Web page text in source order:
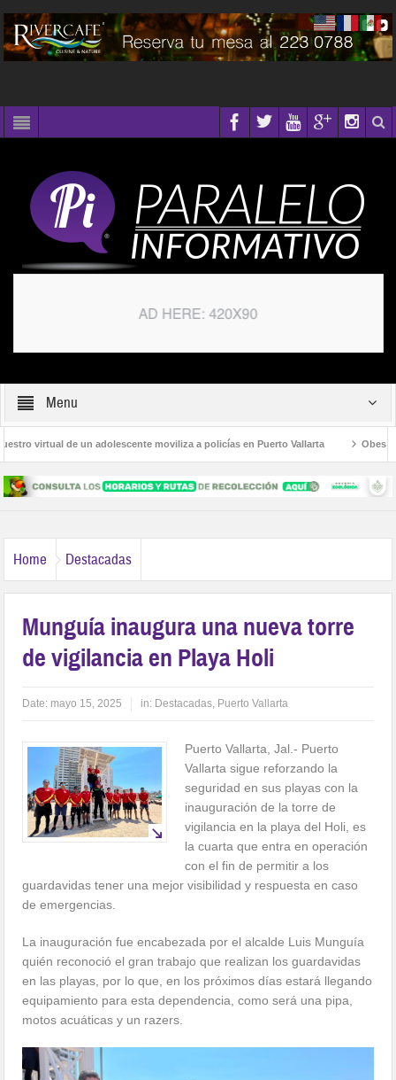
Menu
virtual de un adolescente moviliza a policías en Puerto Vallarta
Palmas Avanza la regulación de establecimientos para la atención de las
Home Destacadas
Munguía inaugura una nueva torre
de vigilancia en Playa Holi
Date: mayo 15, 2025 in: Destacadas, Puerto Vallarta
Puerto Vallarta, Jal.- Puerto
Vallarta sigue reforzando la
seguridad en sus playas con la
inauguración de la torre de
vigilancia en la playa del Holi, es
la cuarta que entra en operación
con el fin de permitir a los
guardavidas tener una mejor visibilidad y respuesta en caso
de emergencias.
La inauguración fue encabezada por el alcalde Luis Munguía
quién reconoció el gran trabajo que realizan los guardavidas
en las playas, por lo que, en los próximos días estará llegando
equipamiento para esta dependencia, como será una pipa,
motos acuáticas y un razers.